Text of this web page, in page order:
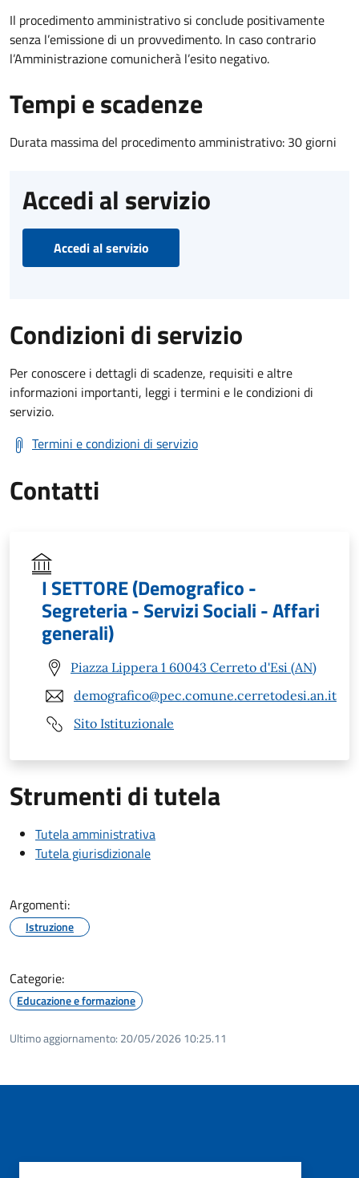
Il procedimento amministrativo si conclude positivamente
senza l’emissione di un provvedimento. In caso contrario
l’Amministrazione comunicherà l’esito negativo.
Tempi e scadenze
Durata massima del procedimento amministrativo: 30 giorni
Accedi al servizio
Accedi al servizio
Condizioni di servizio
Per conoscere i dettagli di scadenze, requisiti e altre
informazioni importanti, leggi i termini e le condizioni di
servizio.
Termini e condizioni di servizio
Contatti
I SETTORE (Demografico -
Segreteria - Servizi Sociali - Affari
generali)
Piazza Lippera 1 60043 Cerreto d'Esi (AN)
demografico@pec.comune.cerretodesi.an.it
Sito Istituzionale
Strumenti di tutela
Tutela amministrativa
Tutela giurisdizionale
Argomenti:
Istruzione
Categorie:
Educazione e formazione
Ultimo aggiornamento: 20/05/2026 10:25.11